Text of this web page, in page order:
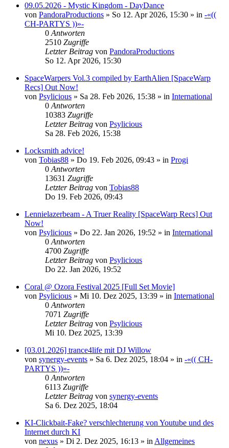
09.05.2026 - Mystic Kingdom - DayDance
von PandoraProductions » So 12. Apr 2026, 15:30 » in -«((
CH-PARTYS ))»-
0 Antworten
2510 Zugriffe
Letzter Beitrag von PandoraProductions
So 12. Apr 2026, 15:30
SpaceWarpers Vol.3 compiled by EarthAlien [SpaceWarp
Recs] Out Now!
von Psylicious » Sa 28. Feb 2026, 15:38 » in International
0 Antworten
10383 Zugriffe
Letzter Beitrag von Psylicious
Sa 28. Feb 2026, 15:38
Locksmith advice!
von Tobias88 » Do 19. Feb 2026, 09:43 » in Progi
0 Antworten
13631 Zugriffe
Letzter Beitrag von Tobias88
Do 19. Feb 2026, 09:43
Lennielazerbeam - A Truer Reality [SpaceWarp Recs] Out
Now!
von Psylicious » Do 22. Jan 2026, 19:52 » in International
0 Antworten
4700 Zugriffe
Letzter Beitrag von Psylicious
Do 22. Jan 2026, 19:52
Coral @ Ozora Festival 2025 [Full Set Movie]
von Psylicious » Mi 10. Dez 2025, 13:39 » in International
0 Antworten
7071 Zugriffe
Letzter Beitrag von Psylicious
Mi 10. Dez 2025, 13:39
[03.01.2026] trance4life mit DJ Willow
von synergy-events » Sa 6. Dez 2025, 18:04 » in -«(( CH-
PARTYS ))»-
0 Antworten
6113 Zugriffe
Letzter Beitrag von synergy-events
Sa 6. Dez 2025, 18:04
KI-Clickbait-Fake? verschlechterung von Youtube und des
Internet durch KI
von nexus » Di 2. Dez 2025, 16:13 » in Allgemeines